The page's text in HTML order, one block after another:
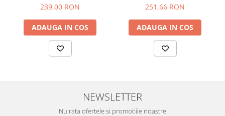
239,00 RON
ADAUGA IN COS
251,66 RON
ADAUGA IN COS
NEWSLETTER
Nu rata ofertele si promotiile noastre